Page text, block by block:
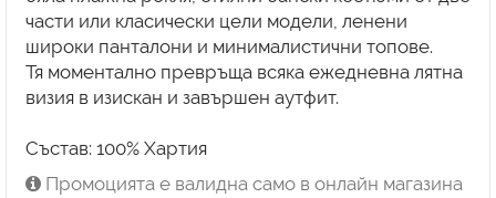
части или класически цели модели, ленени
широки панталони и минималистични топове.
Тя моментално превръща всяка ежедневна лятна
визия в изискан и завършен аутфит.
Състав: 100% Хартия
Промоцията е валидна само в онлайн магазина